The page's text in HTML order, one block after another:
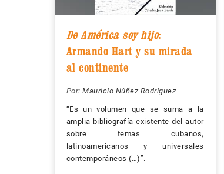
De América soy hijo:
Armando Hart y su mirada
al continente
Por: Mauricio Núñez Rodríguez
“Es un volumen que se suma a la
amplia bibliografía existente del autor
sobre temas cubanos,
latinoamericanos y universales
contemporáneos (…)”.